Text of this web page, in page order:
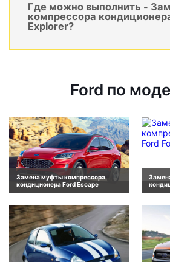
Где можно выполнить -
компрессора
Explorer?
Ford по
Замена муфты компрессора
кондиционера Ford Escape